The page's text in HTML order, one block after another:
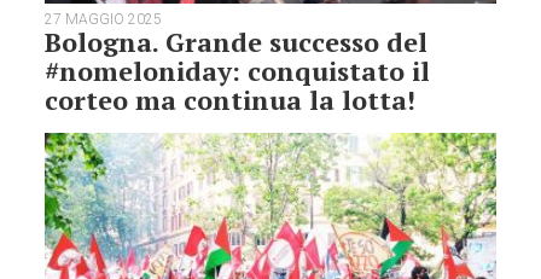
27 MAGGIO 2025
Bologna. Grande successo del
#nomeloniday: conquistato il
corteo ma continua la lotta!